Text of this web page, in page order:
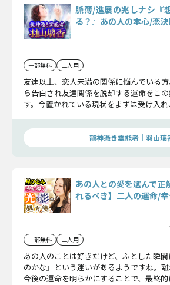
脈薄/進展の兆しナシ『
る？』あの人の本心/恋
一部無料 二人用
友達以上、恋人未満の関係に悩んでいる
ら告白され友達関係を脱却する運命をこ
す。今置かれている現状をまずは受け入
龍神憑き霊能者｜羽山璃
あの人との愛を選んで
れるべき】二人の運命/
一部無料 二人用
あの人のことは好きだけど、ふとした瞬
のかな』という迷いがあるようですね。
今後の運命を明らかにすることで、最終